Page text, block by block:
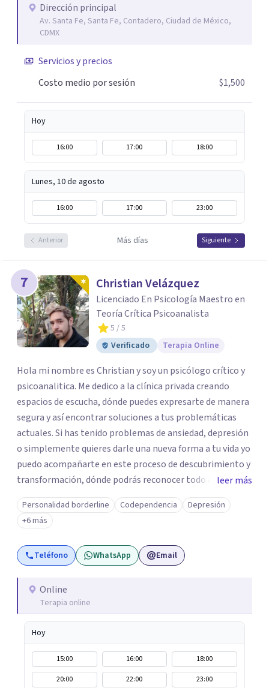
para explorar tus procesos mentales y emocionales con
mayor claridad, perspectiva y amabilidad.
Dirección principal
Av. Santa Fe, Santa Fe, Contadero, Ciudad de México,
CDMX
Servicios y precios
Costo medio por sesión
$1,500
Hoy
16:00 17:00 18:00
Lunes, 10 de agosto
16:00 17:00 23:00
Anterior Más días Siguiente
7 Christian Velázquez
Licenciado En Psicología Maestro en
Teoría Crítica Psicoanalista
5 / 5
Verificado
Terapia Online
Hola mi nombre es Christian y soy un psicólogo crítico y
psicoanalitica. Me dedico a la clínica privada creando
espacios de escucha, dónde puedes expresarte de manera
segura y así encontrar soluciones a tus problemáticas
actuales. Si has tenido problemas de ansiedad, depresión
o simplemente quieres darle una nueva forma a tu vida yo
puedo acompañarte en este proceso de descubrimiento y
transformación, dónde podrás reconocer todo aquello
que te ha aqueja. Así que si buscas un espacio de compañía
seguro respetuoso y fraternal yo puedo acompañarte.
leer más
Personalidad borderline Codependencia
Depresión
+6 más
Teléfono WhatsApp Email
Online
Terapia online
Hoy
15:00 16:00
18:00
20:00
22:00 23:00